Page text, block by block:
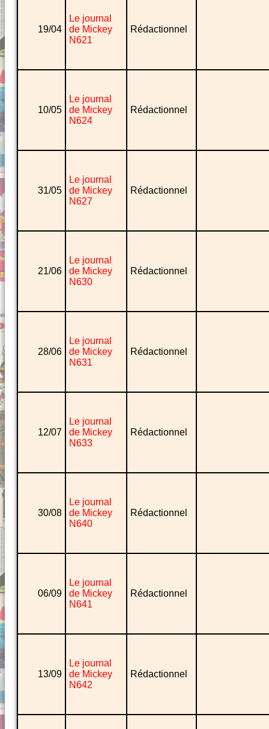
19/04
Le journal
de Mickey
N621
Rédactionnel
10/05
Le journal
de Mickey
N624
Rédactionnel
31/05
Le journal
de Mickey
N627
Rédactionnel
21/06
Le journal
de Mickey
N630
Rédactionnel
28/06
Le journal
de Mickey
N631
Rédactionnel
12/07
Le journal
de Mickey
N633
Rédactionnel
30/08
Le journal
de Mickey
N640
Rédactionnel
06/09
Le journal
de Mickey
N641
Rédactionnel
13/09
Le journal
de Mickey
N642
Rédactionnel